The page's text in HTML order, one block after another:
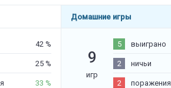
42 %
25 %
33 %
Домашние игры
9
игр
5 выиграно
2 ничьи
2 поражения